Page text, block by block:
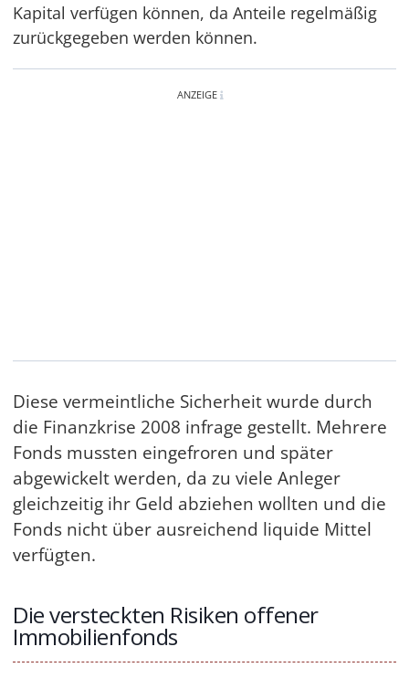
Kapital verfügen können, da Anteile regelmäßig
zurückgegeben werden können.
ANZEIGE
Diese vermeintliche Sicherheit wurde durch
die Finanzkrise 2008 infrage gestellt. Mehrere
Fonds mussten eingefroren und später
abgewickelt werden, da zu viele Anleger
gleichzeitig ihr Geld abziehen wollten und die
Fonds nicht über ausreichend liquide Mittel
verfügten.
Die versteckten Risiken offener
Immobilienfonds